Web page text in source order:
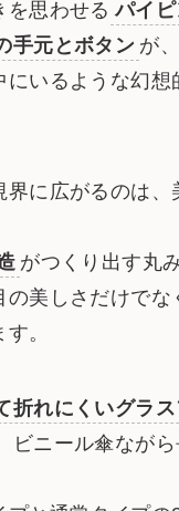
を思わせる パイ
手元とボタン が、
にいるような幻想
界に広がるのは、
がつくり出す丸
の美しさだけでな
。
折れにくいグラ
ビニール傘なが